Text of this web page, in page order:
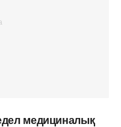
медициналық